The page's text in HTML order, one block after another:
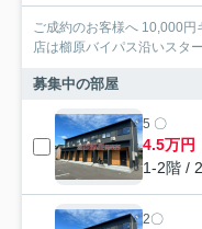
ご成約のお客様へ 10,000円
店は櫛原バイパス沿いスタ
募集中の部屋
5 〇
4.5万円
1-2階 /
2〇